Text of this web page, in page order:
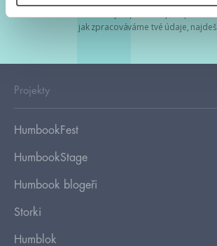
jak zpracováváme tvé údaje, najdeš
Projekty
HumbookFest
HumbookStage
Humbook blogeři
Storki
Humblok